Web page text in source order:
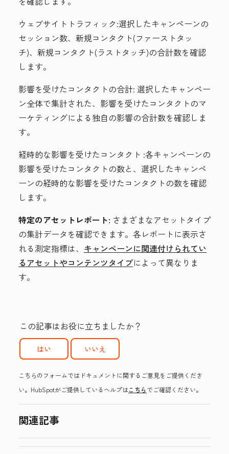
ウェブサイトトラフィック:選択したキャンペーンの
セッション数、新規コンタクト(ファーストタッ
チ)、新規コンタクト(ラストタッチ)の合計数を確認
します。
影響を受けたコンタクトの合計: 選択したキャンペー
ン全体で集計された、影響を受けたコンタクトのマ
ーケティングによる独自の影響の合計数を確認しま
す。
経時的な影響を受けたコンタクト :各キャンペーンの
影響を受けたコンタクトの数と、選択したキャンペ
ーンの経時的な影響を受けたコンタクトの数を確認
します。
特定のアセットレポート: さまざまなアセットタイプ
の集計データを確認できます。 各レポートに表示さ
れる測定指標は、 キャンペーンに関連付けられてい
るアセットやコンテンツタイプによって異なりま
す。
この記事はお役に立ちましたか？
はい いいえ
こちらのフォームではドキュメントに関するご意見をご提供くださ
い。HubSpotがご提供しているヘルプはこちらでご確認ください。
関連記事